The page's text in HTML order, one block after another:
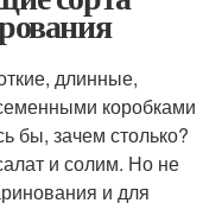
длинные,
коробками
бы, зачем столько?
и солим. Но не
и для